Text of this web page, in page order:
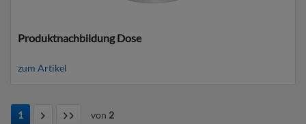
Produktnachbildung Dose
zum Artikel
1 von 2